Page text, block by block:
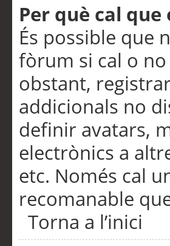
Per què cal
És possible que
fòrum si cal o
obstant,
addicionals no
definir avatars,
electrònics a
etc. Només cal
recomanable
Torna a l’inici